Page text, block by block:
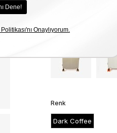
Renk
Dark Coffee